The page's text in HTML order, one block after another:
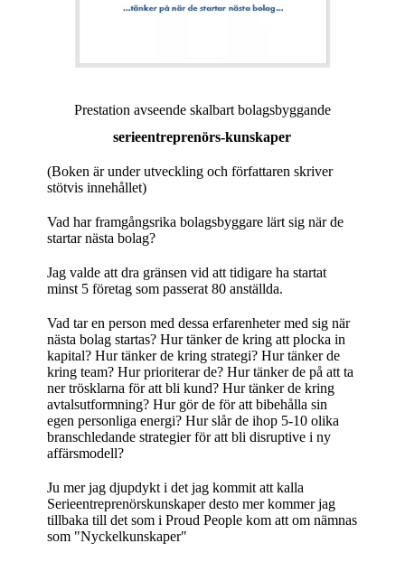
Prestation avseende skalbart bolagsbyggande
serieentreprenörs-kunskaper
(Boken är under utveckling och författaren skriver
stötvis innehållet)
Vad har framgångsrika bolagsbyggare lärt sig när de
startar nästa bolag?
Jag valde att dra gränsen vid att tidigare ha startat
minst 5 företag som passerat 80 anställda.
Vad tar en person med dessa erfarenheter med sig när
nästa bolag startas? Hur tänker de kring att plocka in
kapital? Hur tänker de kring strategi? Hur tänker de
kring team? Hur prioriterar de? Hur tänker de på att ta
ner trösklarna för att bli kund? Hur tänker de kring
avtalsutformning? Hur gör de för att bibehålla sin
egen personliga energi? Hur slår de ihop 5-10 olika
branschledande strategier för att bli disruptive i ny
affärsmodell?
Ju mer jag djupdykt i det jag kommit att kalla
Serieentreprenörskunskaper desto mer kommer jag
tillbaka till det som i Proud People kom att om nämnas
som "Nyckelkunskaper"